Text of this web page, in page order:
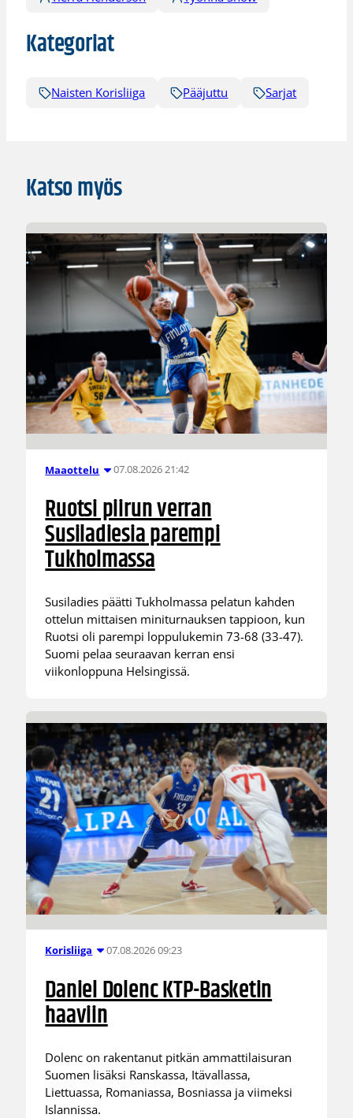
Kategoriat
Naisten Korisliiga Pääjuttu Sarjat
Katso myös
Maaottelu 07.08.2026 21:42
Ruotsi piirun verran
Susiladiesia parempi
Tukholmassa
Susiladies päätti Tukholmassa pelatun kahden
ottelun mittaisen miniturnauksen tappioon, kun
Ruotsi oli parempi loppulukemin 73-68 (33-47).
Suomi pelaa seuraavan kerran ensi
viikonloppuna Helsingissä.
Korisliiga 07.08.2026 09:23
Daniel Dolenc KTP-Basketin
haaviin
Dolenc on rakentanut pitkän ammattilaisuran
Suomen lisäksi Ranskassa, Itävallassa,
Liettuassa, Romaniassa, Bosniassa ja viimeksi
Islannissa.